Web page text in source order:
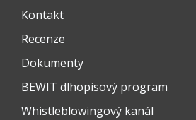
Kontakt
Recenze
Dokumenty
BEWIT dlhopisový program
Whistleblowingový kanál